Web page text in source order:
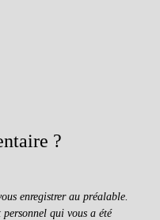
?
enregistrer au préalable.
qui vous a été